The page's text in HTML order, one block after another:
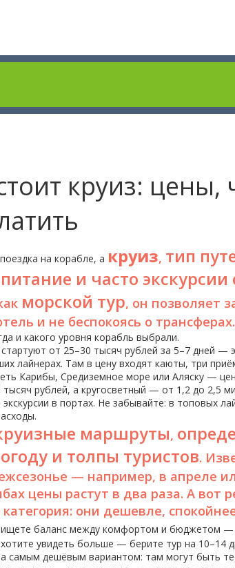
круиз:
на корабле, а круиз, тип
и часто
морской тур, он позволяет
и не беспокоясь о трансферах.
и какого уровня корабль выбрали.
от 25–30 тысяч рублей за 5–7 дней
лайнерах. Там в цену входят каюты, три
Карибы, Средиземное море или Аляску —
рублей, а кругосветный — от 1,2 до 2,5
в портах. Не забывайте: в топовых
маршруты,
и толпы туристов.
— например, в апреле
цены растут в два раза. А вот
они дешевле,
баланс между комфортом и бюджетом —
увидеть больше — берите тур на 10–14
самым дешёвым вариантом: там могут быть